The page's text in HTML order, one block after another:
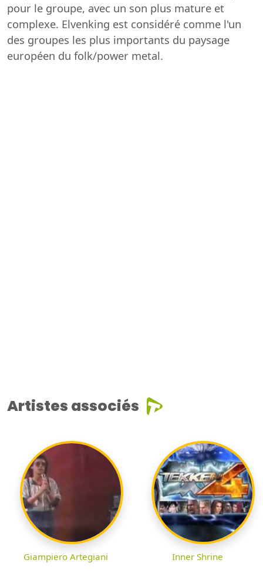
pour le groupe, avec un son plus mature et
complexe. Elvenking est considéré comme l'un
des groupes les plus importants du paysage
européen du folk/power metal.
Artistes associés
Giampiero Artegiani Inner Shrine